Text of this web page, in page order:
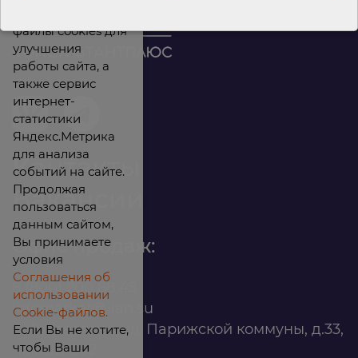
Контакты
Вакансии
Офис продаж:
infomarket@ilan.su
г. Красноярск, ул. Парижской коммуны, д.33,
помещ. 302
файлы cookies для
улучшения
работы сайта, а
также сервис
интернет-
статистики
Яндекс.Метрика
для анализа
событий на сайте.
Продолжая
пользоваться
данным сайтом,
Вы принимаете
условия
Соглашения об
использовании
Cookie-файлов.
Если Вы не хотите,
чтобы Ваши